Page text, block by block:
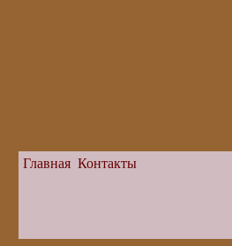
Главная Контакты